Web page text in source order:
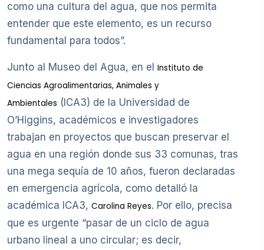
como una cultura del agua, que nos permita
entender que este elemento, es un recurso
fundamental para todos”.
Junto al Museo del Agua, en el Instituto de
Ciencias Agroalimentarias, Animales y
Ambientales (ICA3) de la Universidad de
O’Higgins, académicos e investigadores
trabajan en proyectos que buscan preservar el
agua en una región donde sus 33 comunas, tras
una mega sequía de 10 años, fueron declaradas
en emergencia agrícola, como detalló la
académica ICA3, Carolina Reyes. Por ello, precisa
que es urgente “pasar de un ciclo de agua
urbano lineal a uno circular; es decir,